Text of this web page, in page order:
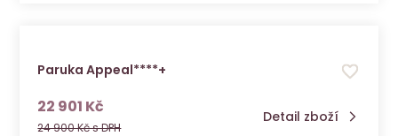
Paruka Appeal****+
22 901 Kč
24 900 Kč s DPH
Detail zboží